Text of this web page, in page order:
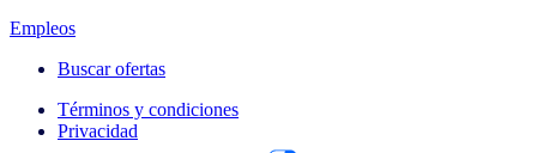
Empleos
Buscar ofertas
Términos y condiciones
Privacidad